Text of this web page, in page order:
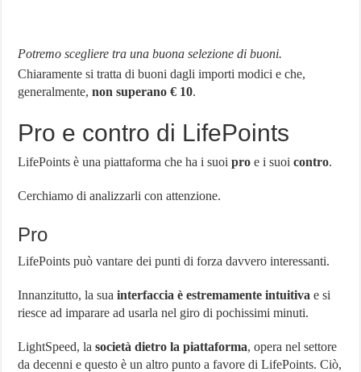
Potremo scegliere tra una buona selezione di buoni.
Chiaramente si tratta di buoni dagli importi modici e che,
generalmente,non superano € 10.
Pro e contro di LifePoints
LifePoints è una piattaforma che ha i suoipro e i suoicontro.
Cerchiamo di analizzarli con attenzione.
Pro
LifePoints può vantare dei punti di forza davvero interessanti.
Innanzitutto, la suainterfaccia è estremamente intuitiva e si
riesce ad imparare ad usarla nel giro di pochissimi minuti.
LightSpeed, lasocietà dietro la piattaforma, opera nel settore
da decenni e questo è un altro punto a favore di LifePoints. Ciò,